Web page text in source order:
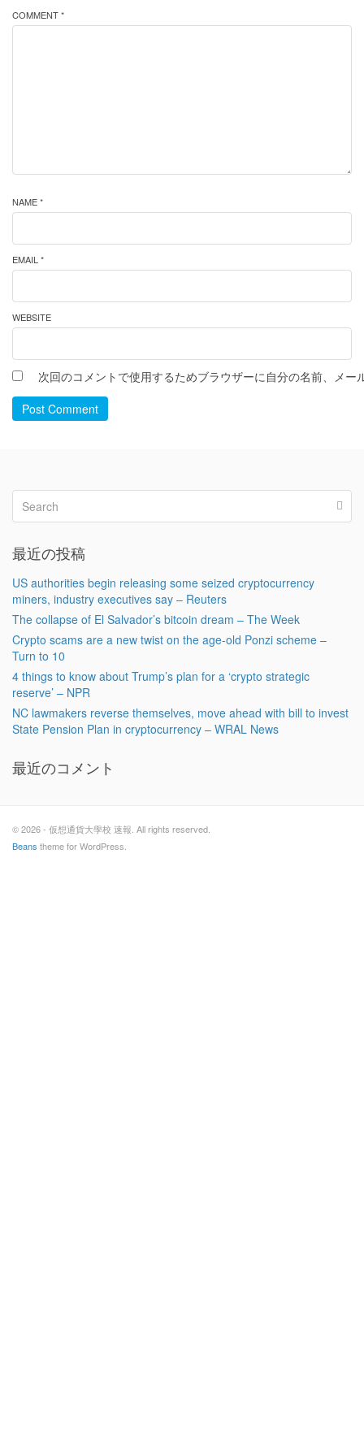
COMMENT *
NAME *
EMAIL *
WEBSITE
次回のコメントで使用するためブラウザーに自分の名前、メー
Post Comment
最近の投稿
US authorities begin releasing some seized cryptocurrency
miners, industry executives say – Reuters
The collapse of El Salvador’s bitcoin dream – The Week
Crypto scams are a new twist on the age-old Ponzi scheme –
Turn to 10
4 things to know about Trump’s plan for a ‘crypto strategic
reserve’ – NPR
NC lawmakers reverse themselves, move ahead with bill to invest
State Pension Plan in cryptocurrency – WRAL News
最近のコメント
© 2026 - 仮想通貨大學校 速報. All rights reserved.
Beans theme for WordPress.